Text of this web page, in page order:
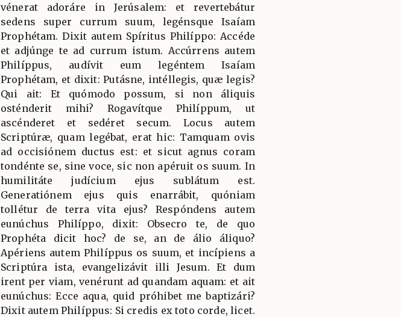
vénerat adoráre in Jerúsalem: et revertebátur
sedens super currum suum, legénsque Isaíam
Prophétam. Dixit autem Spíritus Philíppo: Accéde
et adjúnge te ad currum istum. Accúrrens autem
Philíppus, audívit eum legéntem Isaíam
Prophétam, et dixit: Putásne, intéllegis, quæ legis?
Qui ait: Et quómodo possum, si non áliquis
osténderit mihi? Rogavítque Philíppum, ut
ascénderet et sedéret secum. Locus autem
Scriptúræ, quam legébat, erat hic: Tamquam ovis
ad occisiónem ductus est: et sicut agnus coram
tondénte se, sine voce, sic non apéruit os suum. In
humilitáte judícium ejus sublátum est.
Generatiónem ejus quis enarrábit, quóniam
tollétur de terra vita ejus? Respóndens autem
eunúchus Philíppo, dixit: Obsecro te, de quo
Prophéta dicit hoc? de se, an de álio áliquo?
Apériens autem Philíppus os suum, et incípiens a
Scriptúra ista, evangelizávit illi Jesum. Et dum
irent per viam, venérunt ad quandam aquam: et ait
eunúchus: Ecce aqua, quid próhibet me baptizári?
Dixit autem Philíppus: Si credis ex toto corde, licet.